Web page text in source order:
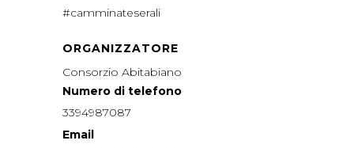
#camminateserali
ORGANIZZATORE
Consorzio Abitabiano
Numero di telefono
3394987087
Email